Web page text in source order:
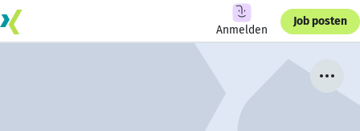
Anmelden
Job posten